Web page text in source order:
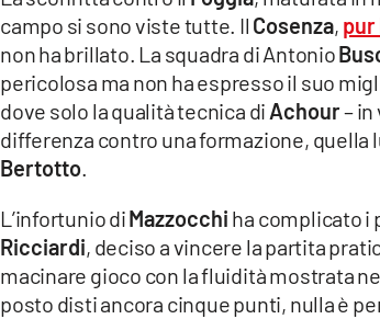
campo si sono viste tutte. Il Cosenza, pur
non ha brillato. La squadra di Antonio
pericolosa ma non ha espresso il suo
dove solo la qualità tecnica di Achour–
differenza contro una formazione, quella
Bertotto.
L’infortunio diMazzocchi ha complicato i
Ricciardi, deciso a vincere la partita
macinare gioco con la fluidità mostrata
posto disti ancora cinque punti, nulla è